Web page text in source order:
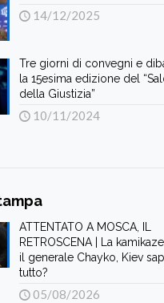
14/12/2025
Tre giorni di convegni e
la 15esima edizione del
della Giustizia”
10/11/2024
ATTENTATO A MOSCA, IL
RETROSCENA | La
il generale Chayko, Kiev
tutto?
05/08/2026